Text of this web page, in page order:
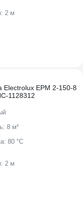
2 м
Electrolux EPM 2-150-8
1128312
8 м²
80 °С
2 м